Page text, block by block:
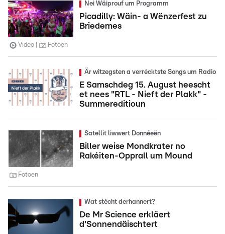
Nei Wäiprouf um Programm
Picadilly: Wäin- a Wënzerfest zu
Briedemes
Video Fotoen
Är witzegsten a verrécktste Songs um Radio
E Samschdeg 15. August heescht
et nees "RTL - Nieft der Plakk" -
Summereditioun
Satellit liwwert Donnéeën
Biller weise Mondkrater no
Rakéiten-Opprall um Mound
Fotoen
Wat stécht derhannert?
De Mr Science erkläert
d'Sonnendäischtert